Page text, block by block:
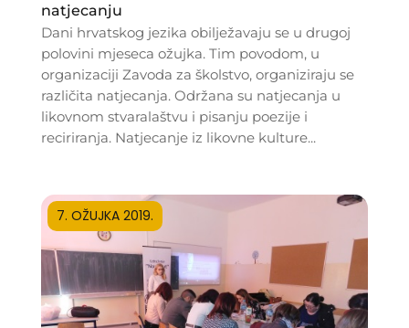
natjecanju
Dani hrvatskog jezika obilježavaju se u drugoj
polovini mjeseca ožujka. Tim povodom, u
organizaciji Zavoda za školstvo, organiziraju se
različita natjecanja. Održana su natjecanja u
likovnom stvaralaštvu i pisanju poezije i
reciriranja. Natjecanje iz likovne kulture...
7. OŽUJKA 2019.